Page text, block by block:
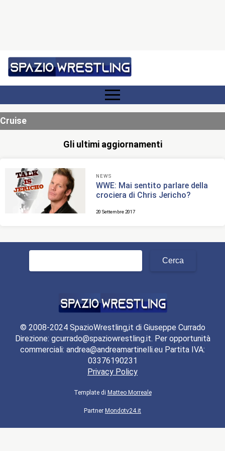
Cruise
Gli ultimi aggiornamenti
NEWS
WWE: Mai sentito parlare della
crociera di Chris Jericho?
20 Settembre 2017
Ricerca
© 2008-2024 SpazioWrestling,it di Giuseppe Currado
Direzione: gcurrado@spaziowrestling.it. Per opportunità
commerciali: andrea@andreamartinelli.eu Partita IVA:
03376190231
Privacy Policy
Template di Matteo Morreale
Partner Mondotv24.it